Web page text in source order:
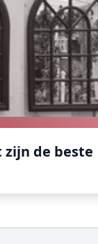
zijn de beste